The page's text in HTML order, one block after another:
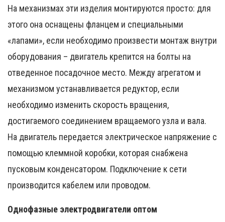
На механизмах эти изделия монтируются просто: для
этого она оснащены фланцем и специальными
«лапами», если необходимо произвести монтаж внутри
оборудования – двигатель крепится на болты на
отведенное посадочное место. Между агрегатом и
механизмом устанавливается редуктор, если
необходимо изменить скорость вращения,
достигаемого соединением вращаемого узла и вала.
На двигатель передается электрическое напряжение с
помощью клеммной коробки, которая снабжена
пусковым конденсатором. Подключение к сети
производится кабелем или проводом.
Однофазные электродвигатели оптом